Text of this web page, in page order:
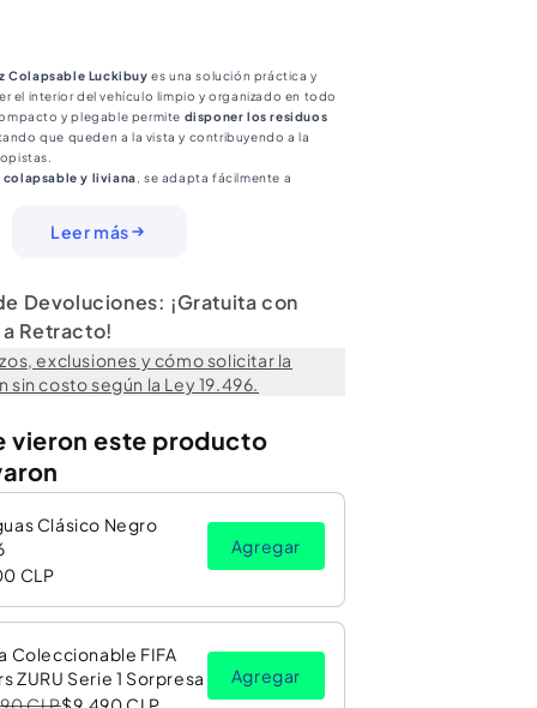
Colapsable Luckibuy es una solución práctica y
el interior del vehículo limpio y organizado en todo
y plegable permite disponer los residuos
que queden a la vista y contribuyendo a la
colapsable y liviana, se adapta fácilmente a
convirtiéndolo en un accesorio interior automotriz
Interiores Y Exteriores
Leer más
Devoluciones: ¡Gratuita con
Retracto!
exclusiones y cómo solicitar la
sin costo según la Ley 19.496.
vieron este producto
Clásico Negro
CLP
Agregar
Coleccionable FIFA
ZURU Serie 1 Sorpresa
Agregar